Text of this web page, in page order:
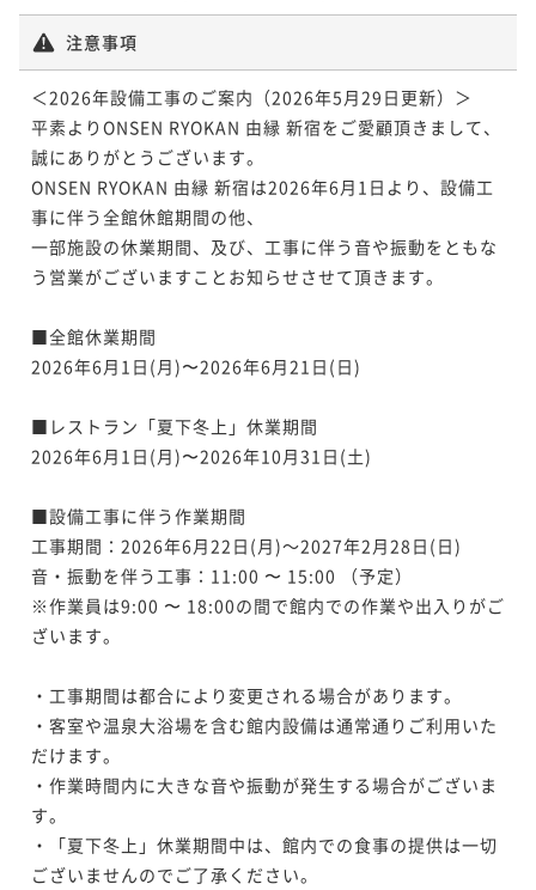
注意事項
＜2026年設備工事のご案内（2026年5月29日更新）＞
平素よりONSEN RYOKAN 由縁 新宿をご愛顧頂きまして、
誠にありがとうございます。
ONSEN RYOKAN 由縁 新宿は2026年6月1日より、設備工
事に伴う全館休館期間の他、
一部施設の休業期間、及び、工事に伴う音や振動をともな
う営業がございますことお知らせさせて頂きます。
■全館休業期間
2026年6月1日(月)〜2026年6月21日(日)
■レストラン「夏下冬上」休業期間
2026年6月1日(月)〜2026年10月31日(土)
■設備工事に伴う作業期間
工事期間：2026年6月22日(月)～2027年2月28日(日)
音・振動を伴う工事：11:00 〜 15:00 （予定）
※作業員は9:00 〜 18:00の間で館内での作業や出入りがご
ざいます。
・工事期間は都合により変更される場合があります。
・客室や温泉大浴場を含む館内設備は通常通りご利用いた
だけます。
・作業時間内に大きな音や振動が発生する場合がございま
す。
・「夏下冬上」休業期間中は、館内での食事の提供は一切
ございませんのでご了承ください。